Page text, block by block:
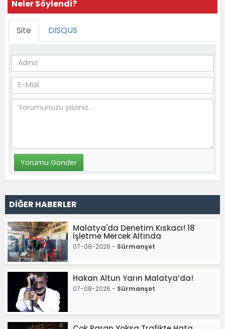
Neler Söylendi?
Site DISQUS
DİĞER HABERLER
Malatya'da Denetim Kıskacı! 18
İşletme Mercek Altında
07-08-2026 - Sürmanşet
Hakan Altun Yarın Malatya’da!
07-08-2026 - Sürmanşet